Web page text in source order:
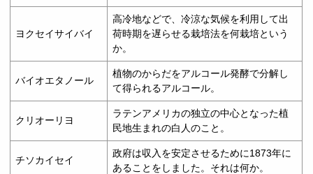
ヨクセイサイバイ
高冷地などで、冷涼な気候を利用して出
荷時期を遅らせる栽培法を何栽培という
か。
バイオエタノール
植物のからだをアルコール発酵で分解し
て得られるアルコール。
クリオーリヨ
ラテンアメリカの独立の中心となった植
民地生まれの白人のこと。
チソカイセイ
政府は収入を安定させるために1873年に
あることをしました。それは何か。